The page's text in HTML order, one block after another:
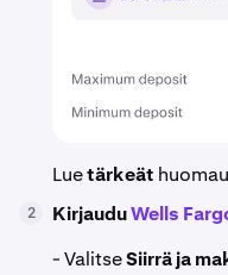
Luetärkeät
2 KirjauduWells
- ValitseSiirrä ja